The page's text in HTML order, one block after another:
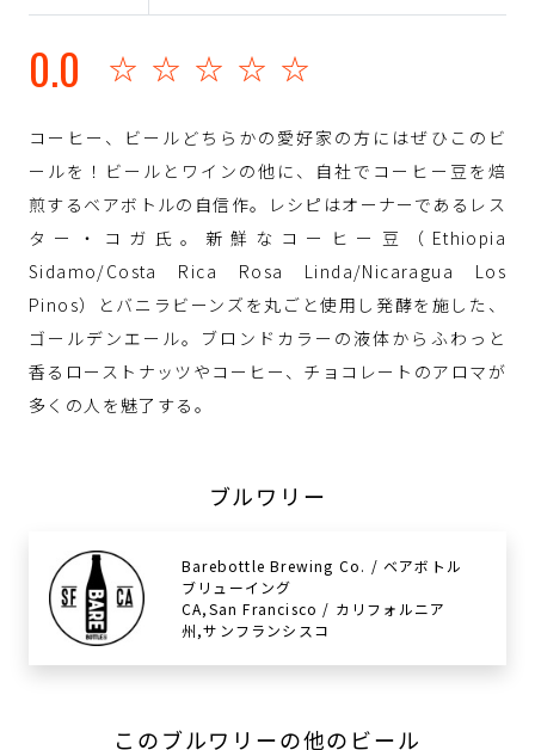
0.0 ☆☆☆☆☆
コーヒー、ビールどちらかの愛好家の方にはぜひこのビ
ールを！ビールとワインの他に、自社でコーヒー豆を焙
煎するベアボトルの自信作。レシピはオーナーであるレス
ター・コガ氏。新鮮なコーヒー豆（Ethiopia
Sidamo/Costa Rica Rosa Linda/Nicaragua Los
Pinos）とバニラビーンズを丸ごと使用し発酵を施した、
ゴールデンエール。ブロンドカラーの液体からふわっと
香るローストナッツやコーヒー、チョコレートのアロマが
多くの人を魅了する。
ブルワリー
Barebottle Brewing Co. / ベアボトル
ブリューイング
CA,San Francisco / カリフォルニア
州,サンフランシスコ
このブルワリーの他のビール